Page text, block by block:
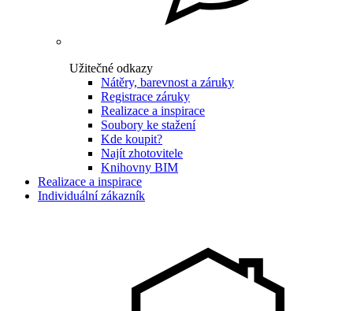
Užitečné odkazy
Nátěry, barevnost a záruky
Registrace záruky
Realizace a inspirace
Soubory ke stažení
Kde koupit?
Najít zhotovitele
Knihovny BIM
Realizace a inspirace
Individuální zákazník